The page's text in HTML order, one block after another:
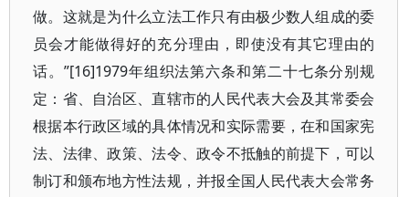
做。这就是为什么立法工作只有由极少数人组成的委
员会才能做得好的充分理由，即使没有其它理由的
话。”[16]1979年组织法第六条和第二十七条分别规
定：省、自治区、直辖市的人民代表大会及其常委会
根据本行政区域的具体情况和实际需要，在和国家宪
法、法律、政策、法令、政令不抵触的前提下，可以
制订和颁布地方性法规，并报全国人民代表大会常务